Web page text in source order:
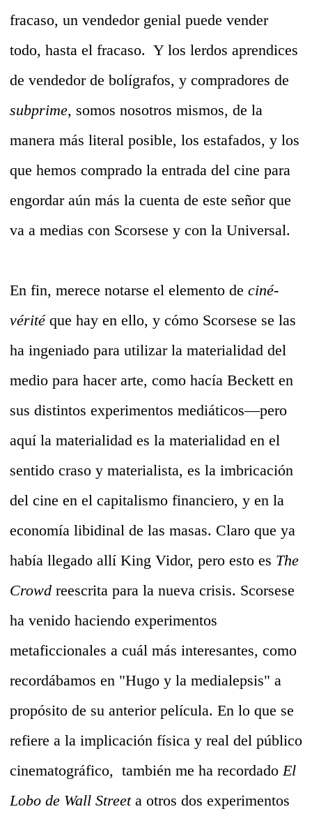
fracaso, un vendedor genial puede vender
todo, hasta el fracaso. Y los lerdos aprendices
de vendedor de bolígrafos, y compradores de
subprime, somos nosotros mismos, de la
manera más literal posible, los estafados, y los
que hemos comprado la entrada del cine para
engordar aún más la cuenta de este señor que
va a medias con Scorsese y con la Universal.
En fin, merece notarse el elemento de ciné-
véritéque hay en ello, y cómo Scorsese se las
ha ingeniado para utilizar la materialidad del
medio para hacer arte, como hacía Beckett en
sus distintos experimentos mediáticos—pero
aquí la materialidad es la materialidad en el
sentido craso y materialista, es la imbricación
del cine en el capitalismo financiero, y en la
economía libidinal de las masas. Claro que ya
había llegado allí King Vidor, pero esto es The
Crowd reescrita para la nueva crisis. Scorsese
ha venido haciendo experimentos
metaficcionales a cuál más interesantes, como
recordábamos en "Hugo y la medialepsis" a
propósito de su anterior película. En lo que se
refiere a la implicación física y real del público
cinematográfico, también me ha recordadoEl
Lobo de Wall Streeta otros dos experimentos